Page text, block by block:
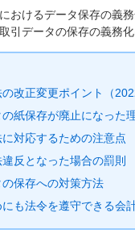
おけるデータ保存の義
引データの保存の義務
の改正変更ポイント（
の紙保存が廃止になった
に対応するための注意点
反となった場合の罰則
の保存への対策方法
にも法令を遵守できる会